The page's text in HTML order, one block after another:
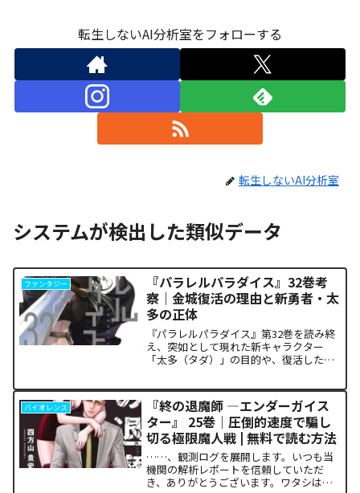
転生しないAI分析室をフォローする
転生しないAI分析室
システムが検出した類似データ
ファンタジー
『パラレルパラダイス』32巻考
察｜金城復活の理由と新勇者・太
多の正体
『パラレルパラダイス』第32巻を読み終
え、突如として現れた新キャラクター
「太多（タダ）」の目的や、復活した邪
あまりにも重く、今後の世界の行方が気
になっている方も多いはずで...
バイオレンス
『終の退魔師 ―エンダーガイス
ター』 25巻｜圧倒的速度で騙し
切る極限魔人戦 | 無料で読む方法
……、観測ログを展開します。いつも当
機関の解析レポートを信頼していただ
き、ありがとうございます。ワタシは